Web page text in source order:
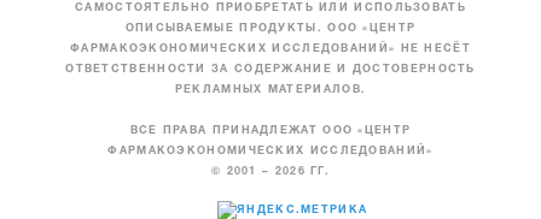
САМОСТОЯТЕЛЬНО ПРИОБРЕТАТЬ ИЛИ ИСПОЛЬЗОВАТЬ
ОПИСЫВАЕМЫЕ ПРОДУКТЫ. ООО «ЦЕНТР
ФАРМАКОЭКОНОМИЧЕСКИХ ИССЛЕДОВАНИЙ» НЕ НЕСЁТ
ОТВЕТСТВЕННОСТИ ЗА СОДЕРЖАНИЕ И ДОСТОВЕРНОСТЬ
РЕКЛАМНЫХ МАТЕРИАЛОВ.
ВСЕ ПРАВА ПРИНАДЛЕЖАТ ООО «ЦЕНТР
ФАРМАКОЭКОНОМИЧЕСКИХ ИССЛЕДОВАНИЙ»
© 2001 – 2026 ГГ.